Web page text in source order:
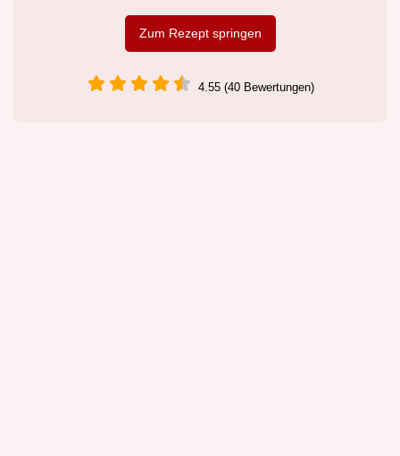
Zum Rezept springen
4.55 (40 Bewertungen)